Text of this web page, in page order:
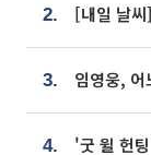
2.
3.
4.